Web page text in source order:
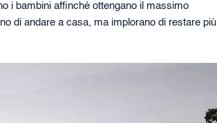
i bambini affinché ottengano il massimo
di andare a casa, ma implorano di restare più